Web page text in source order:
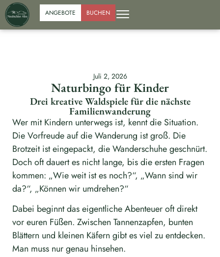
ANGEBOTE BUCHEN
Juli 2, 2026
Naturbingo für Kinder
Drei kreative Waldspiele für die nächste
Familienwanderung
Wer mit Kindern unterwegs ist, kennt die Situation.
Die Vorfreude auf die Wanderung ist groß. Die
Brotzeit ist eingepackt, die Wanderschuhe geschnürt.
Doch oft dauert es nicht lange, bis die ersten Fragen
kommen: „Wie weit ist es noch?“, „Wann sind wir
da?“, „Können wir umdrehen?“
Dabei beginnt das eigentliche Abenteuer oft direkt
vor euren Füßen. Zwischen Tannenzapfen, bunten
Blättern und kleinen Käfern gibt es viel zu entdecken.
Man muss nur genau hinsehen.